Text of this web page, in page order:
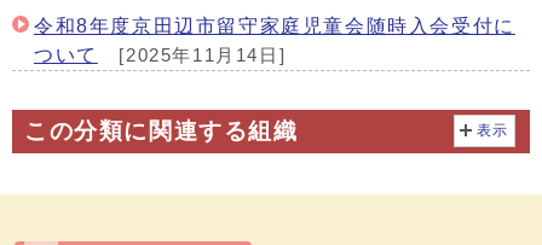
令和8年度京田辺市留守家庭児童会随時入会受付に
ついて
[2025年11月14日]
この分類に関連する組織 表示